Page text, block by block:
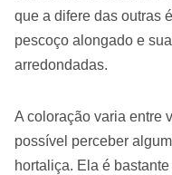
que a difere das outras
pescoço alongado e
arredondadas.
A coloração varia entre
possível perceber
hortaliça. Ela é